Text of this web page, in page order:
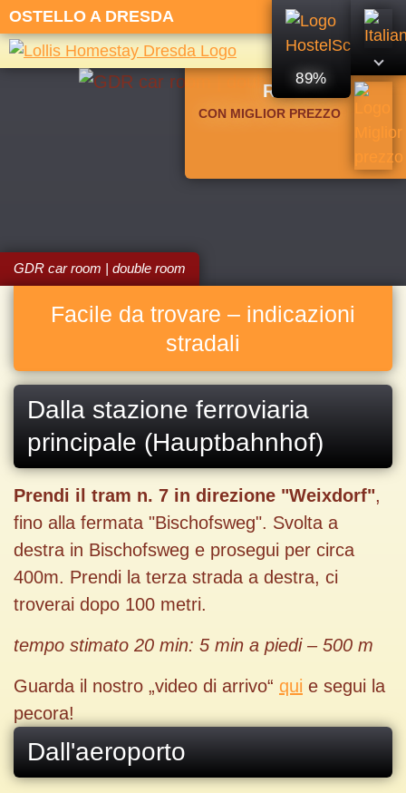
OSTELLO A DRESDA
89%
RISERVA
CON MIGLIOR PREZZO
GDR car room | double room
Facile da trovare – indicazioni
stradali
Dalla stazione ferroviaria
principale (Hauptbahnhof)
Prendi il tram n. 7 in direzione "Weixdorf",
fino alla fermata "Bischofsweg". Svolta a
destra in Bischofsweg e prosegui per circa
400m. Prendi la terza strada a destra, ci
troverai dopo 100 metri.
tempo stimato 20 min: 5 min a piedi – 500 m
Guarda il nostro „video di arrivo“ qui e segui la
pecora!
Dall'aeroporto